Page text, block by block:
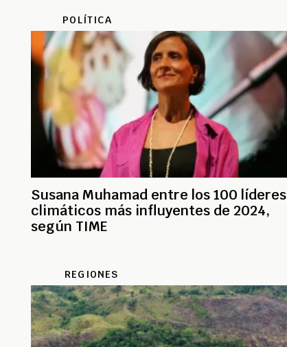
POLÍTICA
Susana Muhamad entre los 100 líderes
climáticos más influyentes de 2024,
según TIME
REGIONES